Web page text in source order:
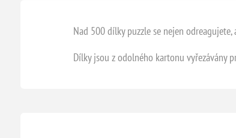
Nad 500 dílky puzzle se nejen
Dílky jsou z odolného kartonu vyřezávány